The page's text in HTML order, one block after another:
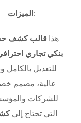
الميزات:
هذا قالب كشف
بنكي تجاري
للتعديل بالكامل
عالية، مصمم
للشركات
التي تحتاج إلى